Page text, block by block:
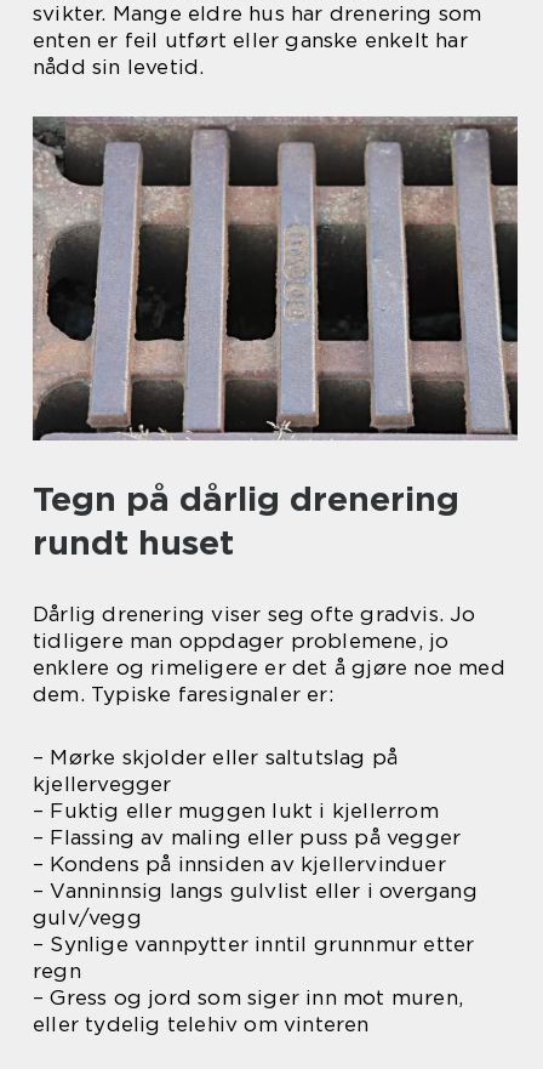
svikter. Mange eldre hus har drenering som
enten er feil utført eller ganske enkelt har
nådd sin levetid.
Tegn på dårlig drenering
rundt huset
Dårlig drenering viser seg ofte gradvis. Jo
tidligere man oppdager problemene, jo
enklere og rimeligere er det å gjøre noe med
dem. Typiske faresignaler er:
– Mørke skjolder eller saltutslag på
kjellervegger
– Fuktig eller muggen lukt i kjellerrom
– Flassing av maling eller puss på vegger
– Kondens på innsiden av kjellervinduer
– Vanninnsig langs gulvlist eller i overgang
gulv/vegg
– Synlige vannpytter inntil grunnmur etter
regn
– Gress og jord som siger inn mot muren,
eller tydelig telehiv om vinteren